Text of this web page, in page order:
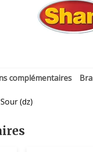
complémentaires
(dz)